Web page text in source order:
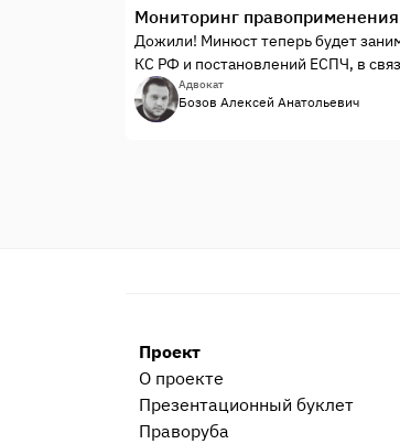
Мониторинг
Дожили! Минюст теперь будет
КС РФ и постановлений ЕСПЧ, в
признание утратившими силу
Федерации.
оказывается их надо сперва
Адвокат
Бозов Алексей Анатольевич
Проект
О проекте
Презентационный букл​ет
Праворуба